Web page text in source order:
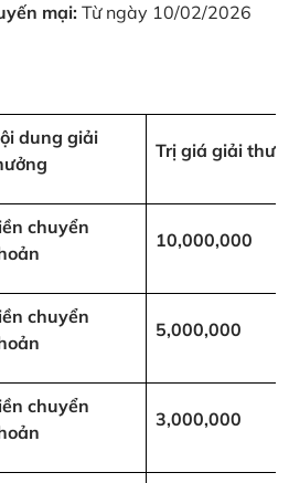
mại: Từ ngày 10/02/2026
dung giải
Trị giá giải
chuyển
10,000,000
chuyển
5,000,000
chuyển
3,000,000